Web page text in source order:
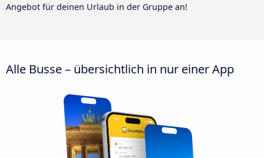
Angebot für deinen Urlaub in der Gruppe an!
Alle Busse – übersichtlich in nur einer App